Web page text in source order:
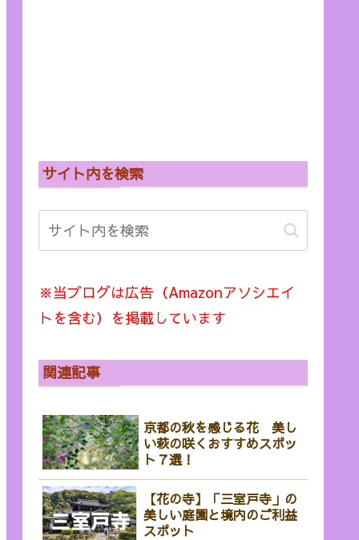
サイト内を検索
※当ブログは広告（Amazonアソシエイ
トを含む）を掲載しています
関連記事
京都の秋を感じる花 美し
い萩の咲くおすすめスポッ
ト７選！
【花の寺】「三室戸寺」の
美しい庭園と境内のご利益
スポット